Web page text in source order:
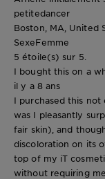
petitedancer
Boston, MA, United
SexeFemme
5 étoile(s) sur 5.
I bought this on a
il y a 8 ans
I purchased this
was I pleasantly
fair skin), and
discoloration on its
top of my iT
without requiring